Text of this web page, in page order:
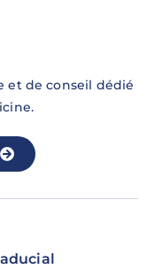
et de conseil dédié